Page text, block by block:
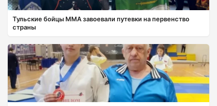
Тульские бойцы ММА завоевали путевки на первенство
страны